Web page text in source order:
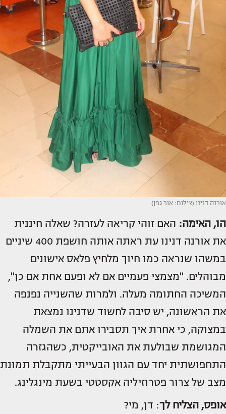
אורנה דנינו (צילום: אור גפן)
הו, האימה: האם זוהי קריאה לעזרה? שאלה חיננית
את אורנה דנינו עת ראתה אותה חושפת 400 שיניים
במשהו שנראה כמו חיוך מלחיץ פלאס אישונים
מבוהלים. "מצמצי פעמיים אם לא ופעם אחת אם כן",
המשיכה החתומה מעלה. ולמרות שהשנייה נפנפה
את הראשונה, יש סיבה לחשוד שדנינו נמצאת
במצוקה, כי אחרת איך תסבירו אתם את השמלה
המגושמת שבולעת את האובייקטית, כשהגזרה
התחפושתית יחד עם הגוון הבעייתי מתקבלת תמונת
מצב של צרור פטרוזיליה אקסטטי בשעת מינגלינג.
אופס, הצליח לך: דן, מי?